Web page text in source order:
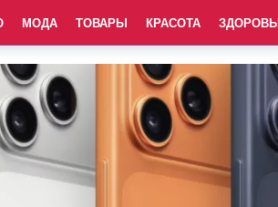
МОДА ТОВАРЫ КРАСОТА